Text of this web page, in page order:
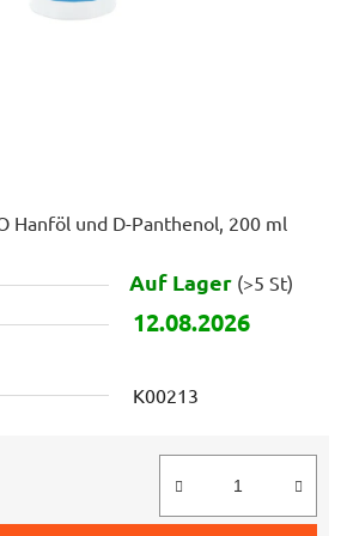
Hanföl und D-Panthenol, 200 ml
Auf Lager (>5 St)
12.08.2026
K00213